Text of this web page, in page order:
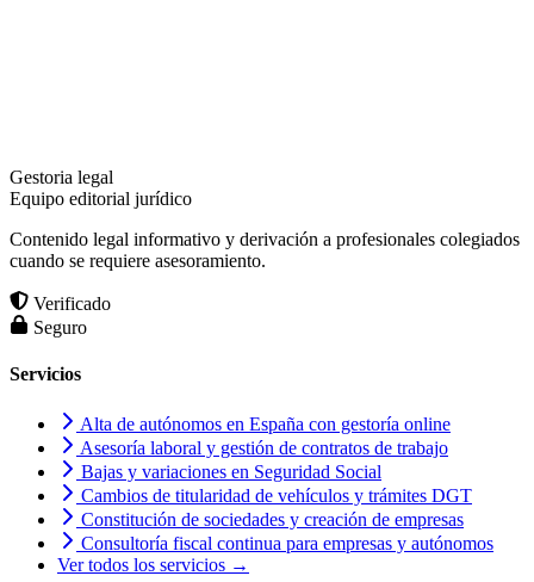
Gestoria legal
Equipo editorial jurídico
Contenido legal informativo y derivación a profesionales colegiados
cuando se requiere asesoramiento.
Verificado
Seguro
Servicios
Alta de autónomos en España con gestoría online
Asesoría laboral y gestión de contratos de trabajo
Bajas y variaciones en Seguridad Social
Cambios de titularidad de vehículos y trámites DGT
Constitución de sociedades y creación de empresas
Consultoría fiscal continua para empresas y autónomos
Ver todos los servicios →